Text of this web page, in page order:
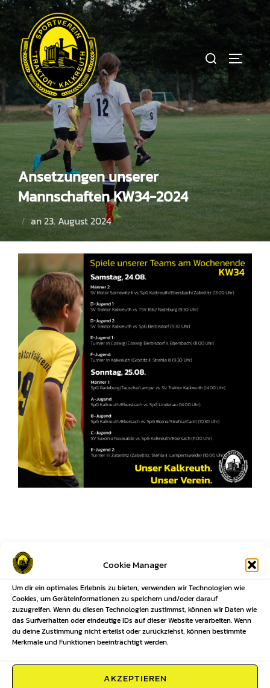
Cookie Manager
Um dir ein optimales Erlebnis zu bieten, verwenden wir Technologien wie
Cookies, um Geräteinformationen zu speichern und/oder darauf
zuzugreifen. Wenn du diesen Technologien zustimmst, können wir Daten wie
das Surfverhalten oder eindeutige IDs auf dieser Website verarbeiten. Wenn
du deine Zustimmung nicht erteilst oder zurückziehst, können bestimmte
Merkmale und Funktionen beeinträchtigt werden.
AKZEPTIEREN
Zum
Inhalt
springen
Suchen
nach:
Ansetzungen unserer
Mannschaften KW34-2024
anVeröffentlicht
am
23. August 2024
Beitragsnavigation
Previous
Previous
Ergebnisse unserer Mannschaften
KW33-2024